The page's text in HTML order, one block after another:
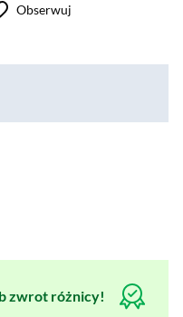
Obserwuj
zwrot różnicy!